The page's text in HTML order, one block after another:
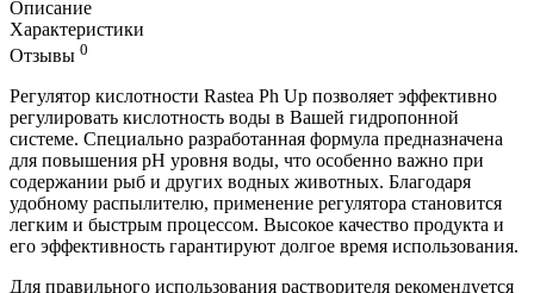
Описание
Характеристики
Отзывы 0
Регулятор кислотности Rastea Ph Up позволяет эффективно
регулировать кислотность воды в Вашей гидропонной
системе. Специально разработанная формула предназначена
для повышения pH уровня воды, что особенно важно при
содержании рыб и других водных животных. Благодаря
удобному распылителю, применение регулятора становится
легким и быстрым процессом. Высокое качество продукта и
его эффективность гарантируют долгое время использования.
Для правильного использования растворителя рекомендуется